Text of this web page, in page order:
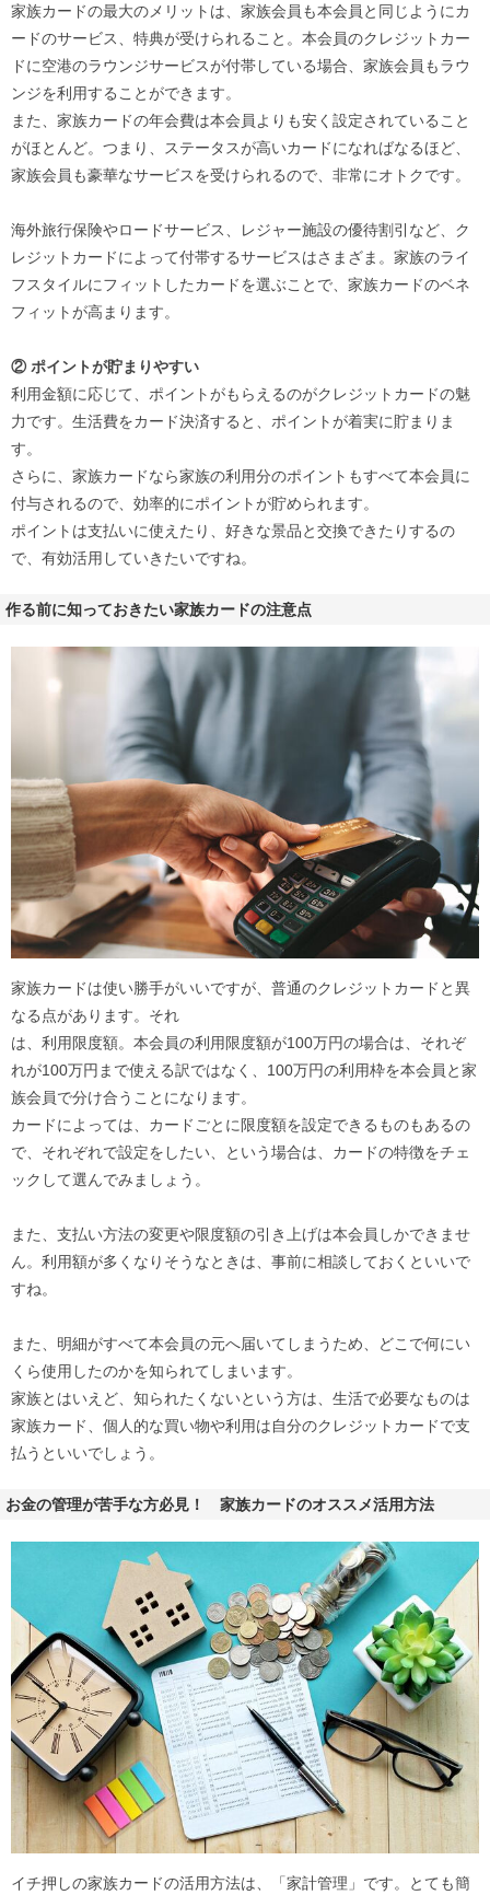
家族カードの最大のメリットは、家族会員も本会員と同じようにカ
ードのサービス、特典が受けられること。本会員のクレジットカー
ドに空港のラウンジサービスが付帯している場合、家族会員もラウ
ンジを利用することができます。
また、家族カードの年会費は本会員よりも安く設定されていること
がほとんど。つまり、ステータスが高いカードになればなるほど、
家族会員も豪華なサービスを受けられるので、非常にオトクです。
海外旅行保険やロードサービス、レジャー施設の優待割引など、ク
レジットカードによって付帯するサービスはさまざま。家族のライ
フスタイルにフィットしたカードを選ぶことで、家族カードのベネ
フィットが高まります。
② ポイントが貯まりやすい
利用金額に応じて、ポイントがもらえるのがクレジットカードの魅
力です。生活費をカード決済すると、ポイントが着実に貯まりま
す。
さらに、家族カードなら家族の利用分のポイントもすべて本会員に
付与されるので、効率的にポイントが貯められます。
ポイントは支払いに使えたり、好きな景品と交換できたりするの
で、有効活用していきたいですね。
作る前に知っておきたい家族カードの注意点
家族カードは使い勝手がいいですが、普通のクレジットカードと異
なる点があります。それ
は、利用限度額。本会員の利用限度額が100万円の場合は、それぞ
れが100万円まで使える訳ではなく、100万円の利用枠を本会員と家
族会員で分け合うことになります。
カードによっては、カードごとに限度額を設定できるものもあるの
で、それぞれで設定をしたい、という場合は、カードの特徴をチェ
ックして選んでみましょう。
また、支払い方法の変更や限度額の引き上げは本会員しかできませ
ん。利用額が多くなりそうなときは、事前に相談しておくといいで
すね。
また、明細がすべて本会員の元へ届いてしまうため、どこで何にい
くら使用したのかを知られてしまいます。
家族とはいえど、知られたくないという方は、生活で必要なものは
家族カード、個人的な買い物や利用は自分のクレジットカードで支
払うといいでしょう。
お金の管理が苦手な方必見！ 家族カードのオススメ活用方法
イチ押しの家族カードの活用方法は、「家計管理」です。とても簡